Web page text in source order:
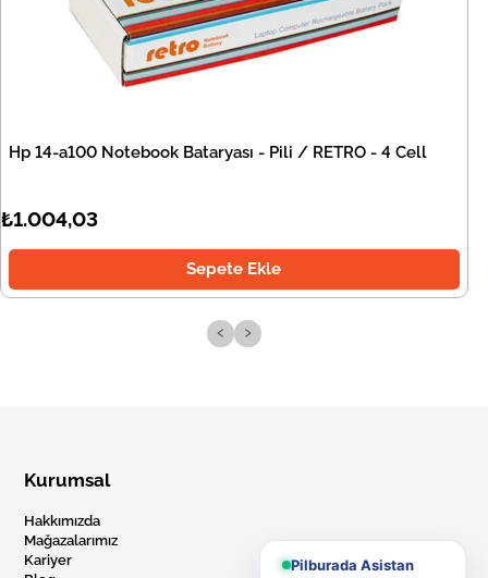
Hp 14-a100 Notebook Bataryası - Pili / RETRO - 4 Cell
₺1.004,03
Sepete Ekle
‹ ›
Kurumsal
Hakkımızda
Mağazalarımız
Kariyer
Pilburada Asistan